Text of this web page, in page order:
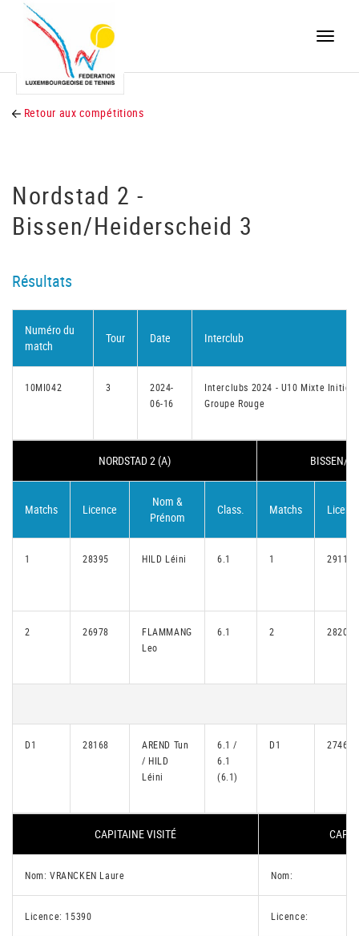
Toggle
Retour aux compétitions
Nordstad 2 -
Bissen/Heiderscheid 3
Résultats
Numéro du
match
Tour Date Interclub
10MI042 3
2024-
06-16
Interclubs 2024 - U10 Mixte Initiés
Groupe Rouge
NORDSTAD 2 (A) BISSEN/
Matchs Licence
Nom &
Prénom
Class. Matchs
1 28395 HILD Léini 6.1 1 29110
2 26978
FLAMMANG
Leo
6.1 2 28206
D1 28168
AREND Tun
/ HILD
Léini
6.1 /
6.1
(6.1)
D1 27461
CAPITAINE VISITÉ
Nom: VRANCKEN Laure Nom:
Licence: 15390 Licence: